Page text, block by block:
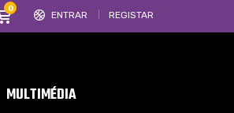
ENTRAR REGISTAR
0
MULTIMÉDIA